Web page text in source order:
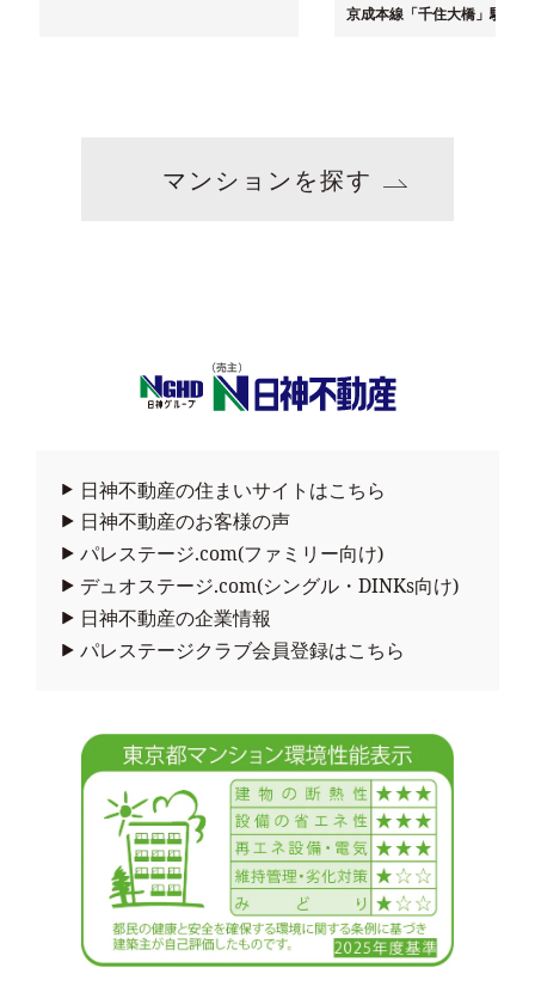
京成本線「千住大橋」駅徒
マンションを探す
日神不動産の住まいサイトはこちら
日神不動産のお客様の声
パレステージ.com(ファミリー向け)
デュオステージ.com(シングル・DINKs向け)
日神不動産の企業情報
パレステージクラブ会員登録はこちら